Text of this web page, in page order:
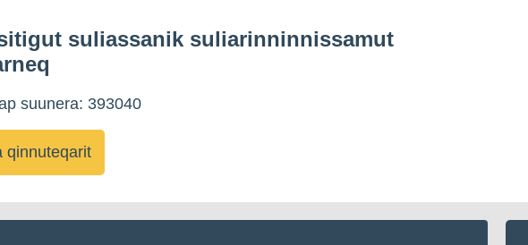
suliassanik suliarinninnissamut
suunera: 393040
qinnuteqarit